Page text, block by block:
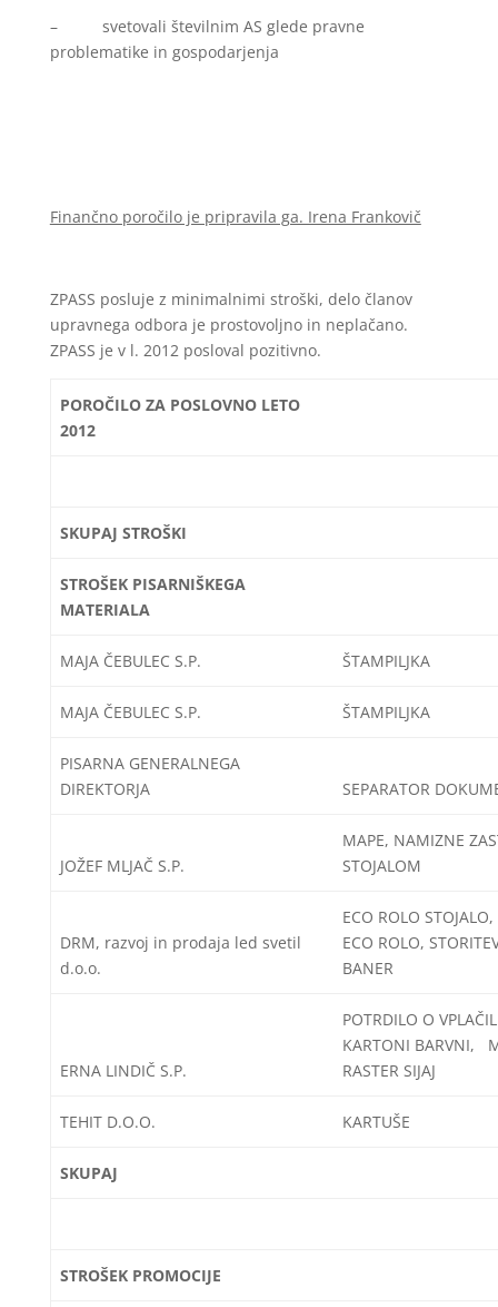
– svetovali številnim AS glede pravne
problematike in gospodarjenja
Finančno poročilo je pripravila ga. Irena Frankovič
ZPASS posluje z minimalnimi stroški, delo članov
upravnega odbora je prostovoljno in neplačano.
ZPASS je v l. 2012 posloval pozitivno.
POROČILO ZA POSLOVNO LETO
2012
SKUPAJ STROŠKI
STROŠEK PISARNIŠKEGA
MATERIALA
MAJA ČEBULEC S.P. ŠTAMPILJKA
MAJA ČEBULEC S.P. ŠTAMPILJKA
PISARNA GENERALNEGA
DIREKTORJA
SEPARATOR
JOŽEF MLJAČ S.P.
MAPE, NAMIZNE
STOJALOM
DRM, razvoj in prodaja led svetil
d.o.o.
ECO ROLO
ECO ROLO,
BANER
ERNA LINDIČ S.P.
POTRDILO O
KARTONI BARVNI,
RASTER SIJAJ
TEHIT D.O.O. KARTUŠE
SKUPAJ
STROŠEK PROMOCIJE